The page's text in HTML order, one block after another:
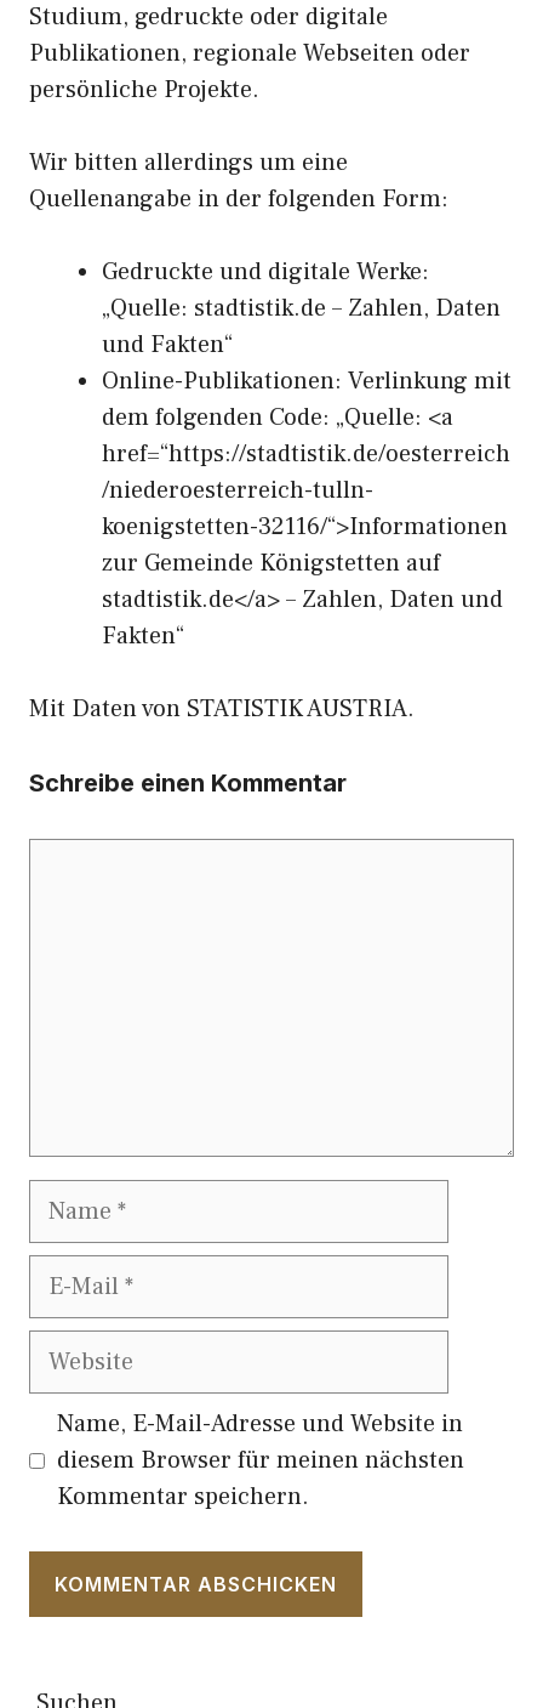
Studium, gedruckte oder digitale
Publikationen, regionale Webseiten oder
persönliche Projekte.
Wir bitten allerdings um eine
Quellenangabe in der folgenden Form:
Gedruckte und digitale Werke:
„Quelle: stadtistik.de – Zahlen, Daten
und Fakten“
Online-Publikationen: Verlinkung mit
dem folgenden Code: „Quelle: <a
href=“https://stadtistik.de/oesterreich
/niederoesterreich-tulln-
koenigstetten-32116/“>Informationen
zur Gemeinde Königstetten auf
stadtistik.de</a> – Zahlen, Daten und
Fakten“
Mit Daten von STATISTIK AUSTRIA.
Schreibe einen Kommentar
Name
E-
Website
Name, E-Mail-Adresse und Website in
diesem Browser für meinen nächsten
Kommentar speichern.